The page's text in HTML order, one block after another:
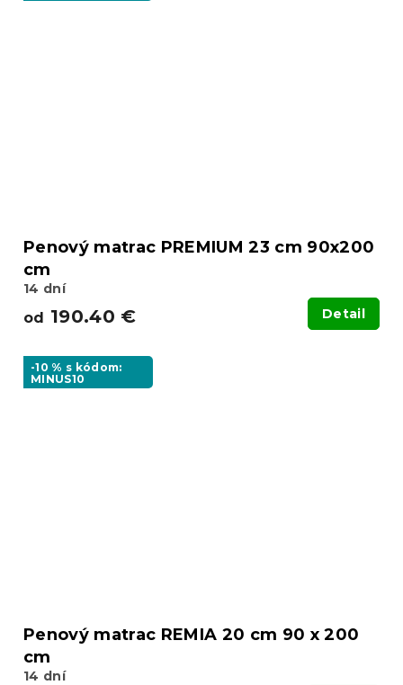
Penový matrac PREMIUM 23 cm 90x200
cm
14 dní
od 190.40 € Detail
-10 % s kódom:
MINUS10
Penový matrac REMIA 20 cm 90 x 200
cm
14 dní